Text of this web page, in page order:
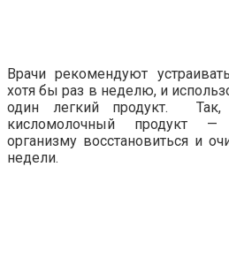
Врачи рекомендуют
хотя бы раз в неделю, и
один легкий продукт. Так,
кисломолочный продукт
организму восстановиться и
недели.